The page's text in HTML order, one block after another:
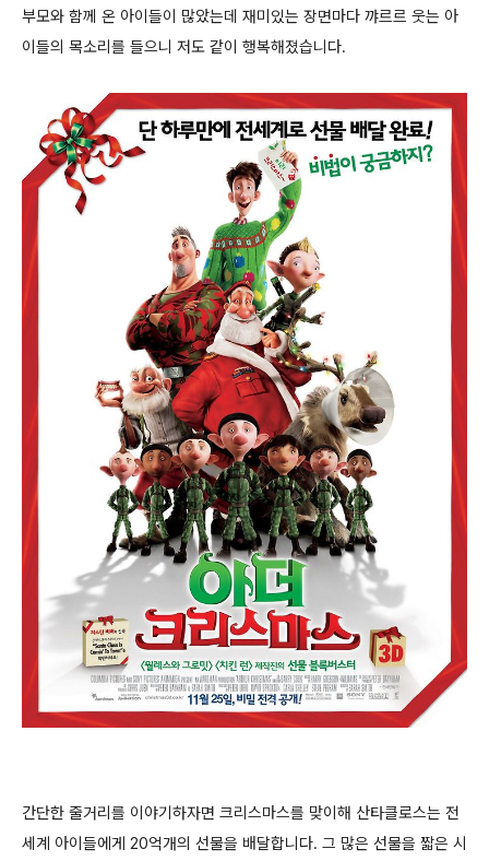
부모와 함께 온 아이들이 많았는데 재미있는 장면마다 꺄르르 웃는 아
이들의 목소리를 들으니 저도 같이 행복해졌습니다.
간단한 줄거리를 이야기하자면 크리스마스를 맞이해 산타클로스는 전
세계 아이들에게 20억개의 선물을 배달합니다. 그 많은 선물을 짧은 시